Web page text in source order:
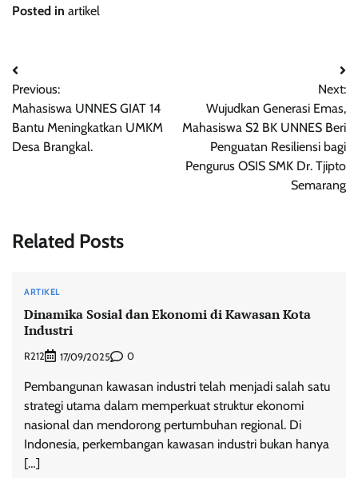
Posted in artikel
Post
navigation
Previous:
Mahasiswa UNNES GIAT 14
Bantu Meningkatkan UMKM
Desa Brangkal.
Next:
Wujudkan Generasi Emas,
Mahasiswa S2 BK UNNES Beri
Penguatan Resiliensi bagi
Pengurus OSIS SMK Dr. Tjipto
Semarang
Related Posts
ARTIKEL
Dinamika Sosial dan Ekonomi di Kawasan Kota
Industri
R212 17/09/2025 0
Pembangunan kawasan industri telah menjadi salah satu
strategi utama dalam memperkuat struktur ekonomi
nasional dan mendorong pertumbuhan regional. Di
Indonesia, perkembangan kawasan industri bukan hanya
[…]